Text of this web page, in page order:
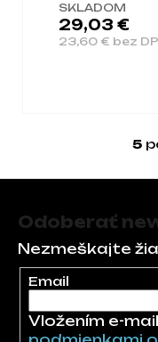
SKLADOM
23,60 € bez
29,03 €
5
Odoberať
Nezmeškajte
Email
Vložením e-